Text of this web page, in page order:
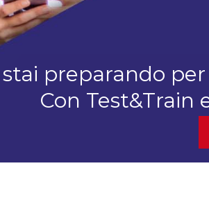
stai preparando
Con Test&Train